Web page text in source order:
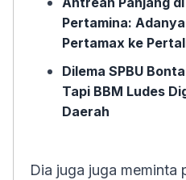
Pertamina:
Pertamax ke
Dilema SPBU
Tapi BBM Ludes
Daerah
Dia juga juga meminta